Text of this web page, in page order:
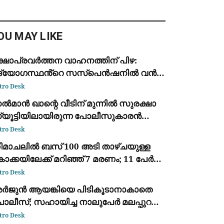
MAY LIKE
വാഹനത്തിന് പിഴ:
സസ്പെൻഷനിൽ വൻ
നടപടി പിൻവലിക്കണമെന്ന്
Desk
ഖാന്റെ വീടിന് മുന്നിൽ സുരക്ഷാ
പോലീസുകാരൻ
മൂലം മരിച്ചു
Desk
ബസ് 100 അടി താഴ്ചയുള്ള
മറിഞ്ഞ് 7 മരണം; 11 പേർക്ക്
പരിക്ക്
Desk
ആയങ്കിയെ പിടികൂടാനാകാതെ
സഹായിച്ച നാലുപേർ മലപ്പുറത്ത്
Desk